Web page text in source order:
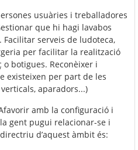
usuàries i treballadores
que hi hagi lavabos
serveis de ludoteca,
per facilitar la realització
botigues. Reconèixer i
existeixen per part de les
aparadors...)
amb la configuració i
gent pugui relacionar-se i
d’aquest àmbit és: